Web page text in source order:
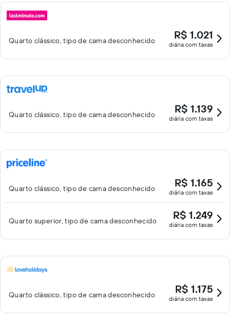
Quarto clássico, tipo de cama desconhecido R$ 1.021
diária com taxas
Quarto clássico, tipo de cama desconhecido R$ 1.139
diária com taxas
Quarto clássico, tipo de cama desconhecido R$ 1.165
diária com taxas
Quarto superior, tipo de cama desconhecido R$ 1.249
diária com taxas
Quarto clássico, tipo de cama desconhecido R$ 1.175
diária com taxas